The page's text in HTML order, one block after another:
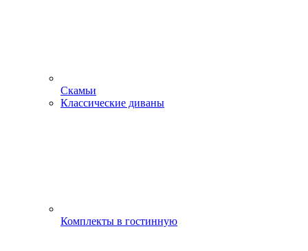
Скамьи
Классические диваны
Комплекты в гостинную